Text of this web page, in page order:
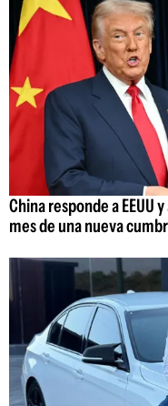
China responde a EEUU
mes de una nueva